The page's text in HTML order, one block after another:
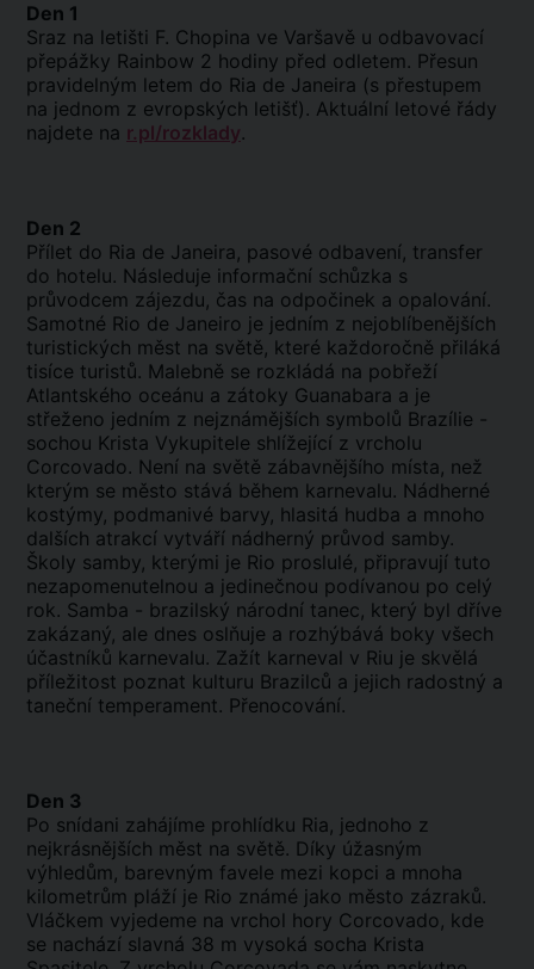
Den 1
Sraz na letišti F. Chopina ve Varšavě u odbavovací
přepážky Rainbow 2 hodiny před odletem. Přesun
pravidelným letem do Ria de Janeira (s přestupem
na jednom z evropských letišť). Aktuální letové řády
najdete na r.pl/rozklady.
Den 2
Přílet do Ria de Janeira, pasové odbavení, transfer
do hotelu. Následuje informační schůzka s
průvodcem zájezdu, čas na odpočinek a opalování.
Samotné Rio de Janeiro je jedním z nejoblíbenějších
turistických měst na světě, které každoročně přiláká
tisíce turistů. Malebně se rozkládá na pobřeží
Atlantského oceánu a zátoky Guanabara a je
střeženo jedním z nejznámějších symbolů Brazílie -
sochou Krista Vykupitele shlížející z vrcholu
Corcovado. Není na světě zábavnějšího místa, než
kterým se město stává během karnevalu. Nádherné
kostýmy, podmanivé barvy, hlasitá hudba a mnoho
dalších atrakcí vytváří nádherný průvod samby.
Školy samby, kterými je Rio proslulé, připravují tuto
nezapomenutelnou a jedinečnou podívanou po celý
rok. Samba - brazilský národní tanec, který byl dříve
zakázaný, ale dnes oslňuje a rozhýbává boky všech
účastníků karnevalu. Zažít karneval v Riu je skvělá
příležitost poznat kulturu Brazilců a jejich radostný a
taneční temperament. Přenocování.
Den 3
Po snídani zahájíme prohlídku Ria, jednoho z
nejkrásnějších měst na světě. Díky úžasným
výhledům, barevným favele mezi kopci a mnoha
kilometrům pláží je Rio známé jako město zázraků.
Vláčkem vyjedeme na vrchol hory Corcovado, kde
se nachází slavná 38 m vysoká socha Krista